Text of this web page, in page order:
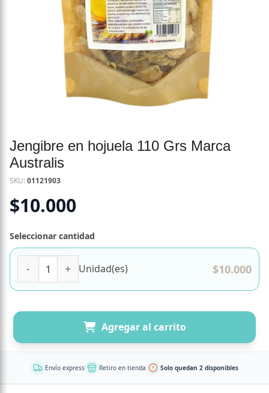
Jengibre en hojuela 110 Grs Marca
Australis
SKU:01121903
$10.000
Seleccionar cantidad
Unidad(es) $10.000
Agregar al carrito
Envío express Retiro en tienda Solo quedan 2 disponibles